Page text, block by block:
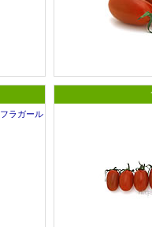
フラガール